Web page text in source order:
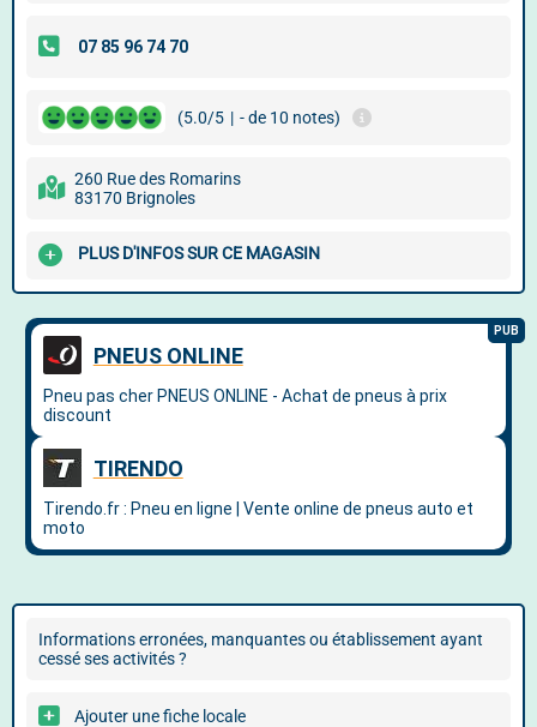
(5.0/5 | - de 10 notes)
260 Rue des Romarins
83170 Brignoles
PLUS D'INFOS SUR CE MAGASIN
Informations erronées, manquantes ou établissement ayant
cessé ses activités ?
Ajouter une fiche locale